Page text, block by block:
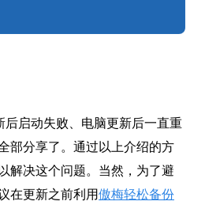
后启动失败、电脑更新后一直重
部分享了。通过以上介绍的方
解决这个问题。当然，为了避
在更新之前利用傲梅轻松备份